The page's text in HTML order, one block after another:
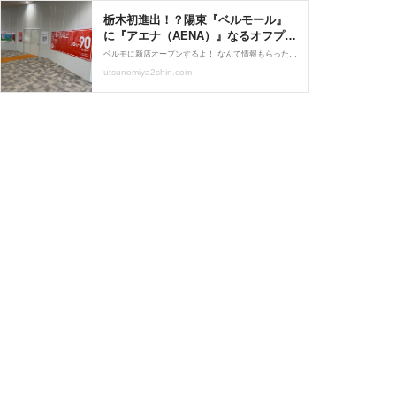
栃木初進出！？陽東『ベルモール』
に『アエナ（AENA）』なるオフプラ
イスストアがオープンするらしい。 :
うつのみや通信 - 栃木県宇都宮市の
ベルモに新店オープンするよ！ なんて情報もらったミヤ子。 やった～！何のお店だろ？？ 早速現地で探してみると…ここか！ しばらく空きだったとこね〜 『アエナ』なるオフプライスストアが オープンするみたいだ～！！
utsunomiya2shin.com